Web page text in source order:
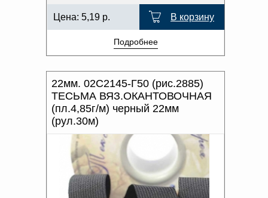
Цена: 5,19 р. В корзину
Подробнее
22мм. 02С2145-Г50 (рис.2885)
ТЕСЬМА ВЯЗ.ОКАНТОВОЧНАЯ
(пл.4,85г/м) черный 22мм
(рул.30м)